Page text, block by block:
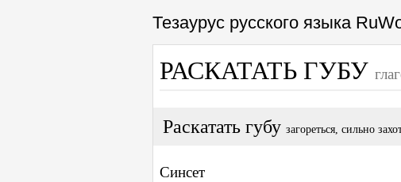
Тезаурус русского языка
РАСКАТАТЬ ГУБУ
Раскатать губу загореться, сильно
Синсет